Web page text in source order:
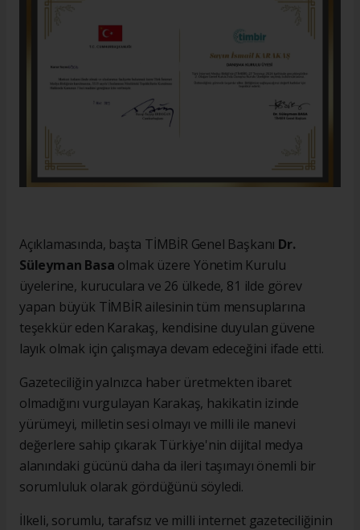
Açıklamasında, başta TİMBİR Genel Başkanı Dr.
Süleyman Basa olmak üzere Yönetim Kurulu
üyelerine, kuruculara ve 26 ülkede, 81 ilde görev
yapan büyük TİMBİR ailesinin tüm mensuplarına
teşekkür eden Karakaş, kendisine duyulan güvene
layık olmak için çalışmaya devam edeceğini ifade etti.
Gazeteciliğin yalnızca haber üretmekten ibaret
olmadığını vurgulayan Karakaş, hakikatin izinde
yürümeyi, milletin sesi olmayı ve milli ile manevi
değerlere sahip çıkarak Türkiye'nin dijital medya
alanındaki gücünü daha da ileri taşımayı önemli bir
sorumluluk olarak gördüğünü söyledi.
İlkeli, sorumlu, tarafsız ve milli internet gazeteciliğinin